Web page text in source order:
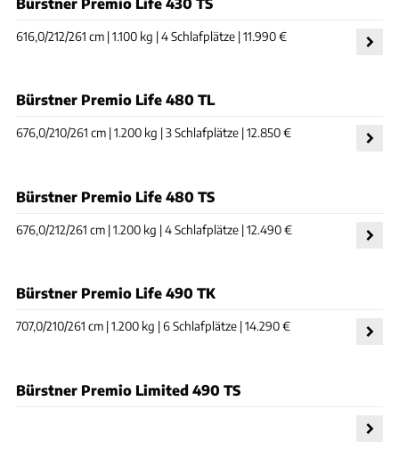
616,0/212/261 cm | 1.100 kg | 4 Schlafplätze | 11.990 €
Bürstner Premio Life 480 TL
676,0/210/261 cm | 1.200 kg | 3 Schlafplätze | 12.850 €
Bürstner Premio Life 480 TS
676,0/212/261 cm | 1.200 kg | 4 Schlafplätze | 12.490 €
Bürstner Premio Life 490 TK
707,0/210/261 cm | 1.200 kg | 6 Schlafplätze | 14.290 €
Bürstner Premio Limited 490 TS